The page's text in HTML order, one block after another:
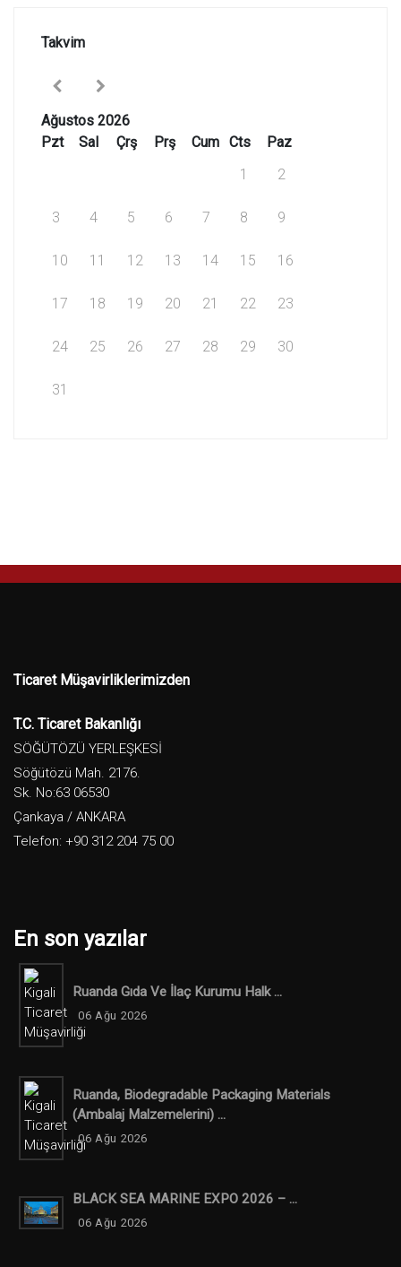
Takvim
Ağustos 2026
Pzt
Sal Çrş Prş Cum Cts
Paz
1
2
3 4 5 6 7 8 9
10 11 12 13 14 15 16
17 18 19 20 21 22 23
24 25 26 27 28 29 30
31
Ticaret Müşavirliklerimizden
T.C. Ticaret Bakanlığı
SÖĞÜTÖZÜ YERLEŞKESİ
Söğütözü Mah. 2176.
Sk. No:63 06530
Çankaya / ANKARA
Telefon: +90 312 204 75 00
En son yazılar
Ruanda Gıda Ve İlaç Kurumu Halk ...
06 Ağu 2026
Ruanda, Biodegradable Packaging Materials
(ambalaj Malzemelerini) ...
06 Ağu 2026
BLACK SEA MARINE EXPO 2026 – ...
06 Ağu 2026